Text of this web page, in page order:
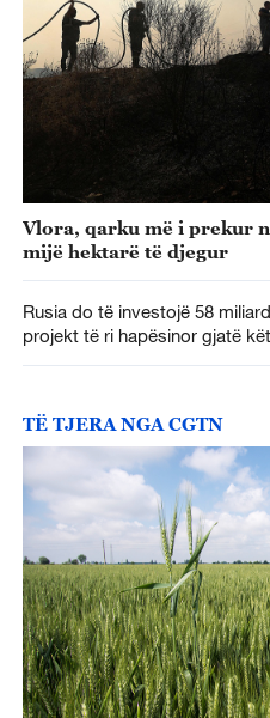
Vlora, qarku më i prekur
mijë hektarë të djegur
Rusia do të investojë 58
projekt të ri hapësinor gjatë
TË TJERA NGA CGTN